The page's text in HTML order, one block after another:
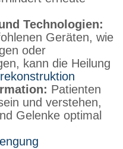
Technologien:
Geräten, wie
oder
kann die Heilung
Patienten
und verstehen,
Gelenke optimal